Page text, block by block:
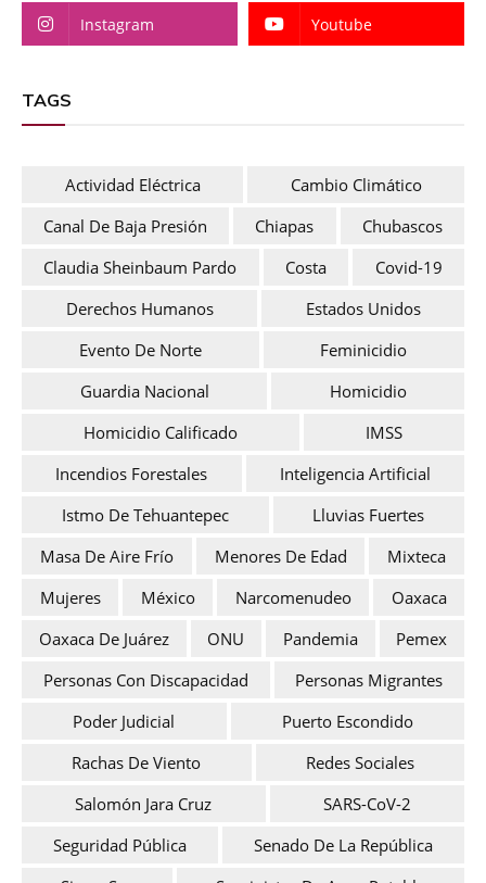
Instagram Youtube
TAGS
Actividad Eléctrica
Cambio Climático
Canal De Baja Presión
Chiapas
Chubascos
Claudia Sheinbaum Pardo
Costa
Covid-19
Derechos Humanos
Estados Unidos
Evento De Norte
Feminicidio
Guardia Nacional
Homicidio
Homicidio Calificado
IMSS
Incendios Forestales
Inteligencia Artificial
Istmo De Tehuantepec
Lluvias Fuertes
Masa De Aire Frío
Menores De Edad
Mixteca
Mujeres
México Narcomenudeo
Oaxaca
Oaxaca De Juárez
ONU Pandemia
Pemex
Personas Con Discapacidad
Personas Migrantes
Poder Judicial
Puerto Escondido
Rachas De Viento
Redes Sociales
Salomón Jara Cruz
SARS-CoV-2
Seguridad Pública
Senado De La República